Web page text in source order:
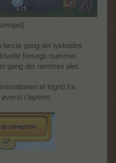
gang det lykkedes
forsøgs nummer.
gang der rammes plet.
af Ingrid fra
i layeret.